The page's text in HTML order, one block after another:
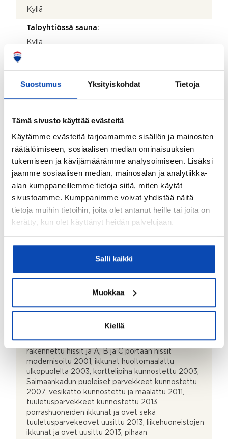
Suostumus Yksityiskohdat Tietoja
Tämä sivusto käyttää evästeitä
Käytämme evästeitä tarjoamamme sisällön ja mainosten
räätälöimiseen, sosiaalisen median ominaisuuksien
tukemiseen ja kävijämäärämme analysoimiseen. Lisäksi
jaamme sosiaalisen median, mainosalan ja analytiikka-
alan kumppaneillemme tietoja siitä, miten käytät
sivustoamme. Kumppanimme voivat yhdistää näitä
tietoja muihin tietoihin, joita olet antanut heille tai joita on
kerätty, kun olet käyttänyt heidän palvelujaan.
Salli kaikki
Muokkaa
Kiellä
Kyllä
Taloyhtiössä sauna:
Kyllä
Onko kohteesta energiatodistusta?:
Kyllä
Energialuokka:
E2018
Asbestikartoitus:
Lisätietoja asbestikartoituksesta:
Ennen koko huoneiston remonttia tehty
asbestikartoitus ja asbesti purettu asianmukaisesti
Sähköpääkeskus uusittu 1992, käyttövesi- ja
uusittu 1996, porraskäytävät maalattiin 1997,
vuokrattavaksi asunnoiksi 1999, D ja E portaisiin
rakennettu hissit ja A, B ja C portaan hissit
modernisoitu 2001, ikkunat huoltomaalattu
ulkopuolelta 2003, korttelipiha kunnostettu 2003,
Saimaankadun puoleiset parvekkeet kunnostettu
2007, vesikatto kunnostettu ja maalattu 2011,
tuuletusparvekkeet kunnostettu 2013,
porrashuoneiden ikkunat ja ovet sekä
tuuletusparvekeovet uusittu 2013, liikehuoneistojen
ikkunat ja ovet uusittu 2013, pihaan